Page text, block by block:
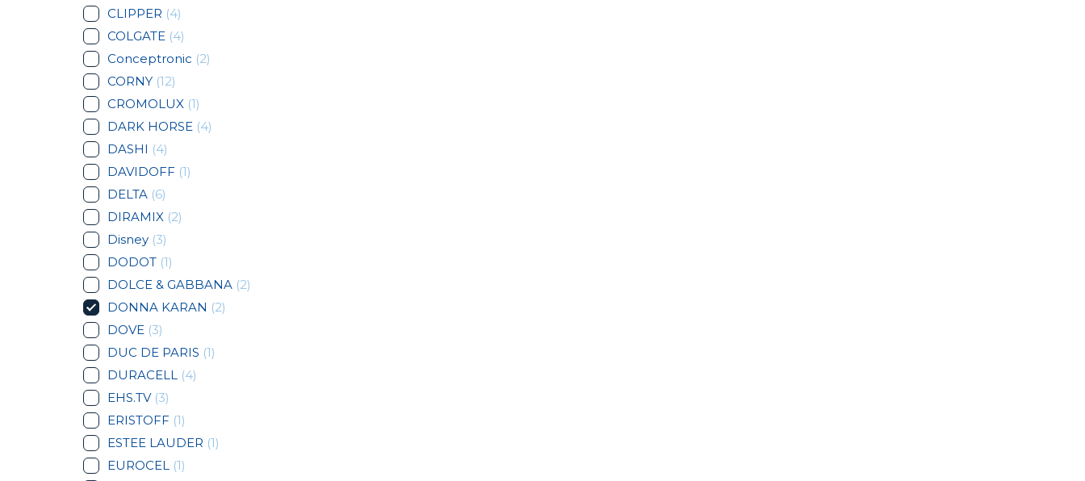
CLIPPER (4)
COLGATE (4)
Conceptronic (2)
CORNY (12)
CROMOLUX (1)
DARK HORSE (4)
DASHI (4)
DAVIDOFF (1)
DELTA (6)
DIRAMIX (2)
Disney (3)
DODOT (1)
DOLCE & GABBANA (2)
DONNA KARAN (2)
DOVE (3)
DUC DE PARIS (1)
DURACELL (4)
EHS.TV (3)
ERISTOFF (1)
ESTEE LAUDER (1)
EUROCEL (1)